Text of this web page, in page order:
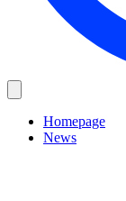
Homepage
News